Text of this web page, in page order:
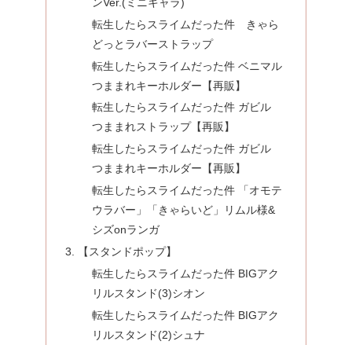
転生したらスライムだった件 きゃら
どっとラバーストラップ
転生したらスライムだった件 ベニマル
つままれキーホルダー【再販】
転生したらスライムだった件 ガビル
つままれストラップ【再販】
転生したらスライムだった件 ガビル
つままれキーホルダー【再販】
転生したらスライムだった件 「オモテ
ウラバー」「きゃらいど」リムル様&
シズonランガ
【スタンドポップ】
転生したらスライムだった件 BIGアク
リルスタンド(3)シオン
転生したらスライムだった件 BIGアク
リルスタンド(2)シュナ